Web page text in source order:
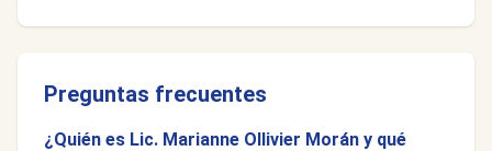
Preguntas frecuentes
¿Quién es Lic. Marianne Ollivier Morán y qué